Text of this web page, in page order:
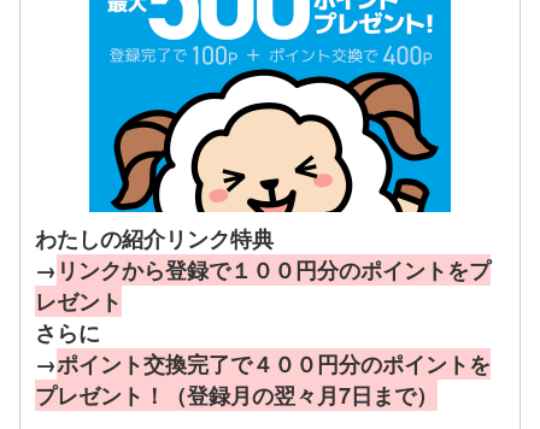
わたしの紹介リンク特典
→ リンクから登録で１００円分のポイントをプ
レゼント
さらに
→ポイント交換完了で４００円分のポイントを
プレゼント！（登録月の翌々月7日まで）